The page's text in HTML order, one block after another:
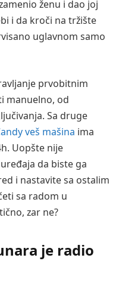
ženu i dao joj
i da kroči na tržište
uglavnom samo
prvobitnim
manuelno, od
Sa druge
veš mašina ima
Uopšte nije
da biste ga
i nastavite sa ostalim
sa radom u
zar ne?
je radio